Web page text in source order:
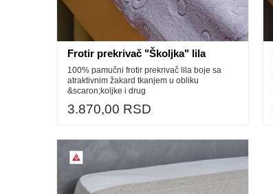
Frotir prekrivač "Školjka" lila
100% pamučni frotir prekrivač lila boje sa
atraktivnim žakard tkanjem u obliku
&scaron;koljke i drug
3.870,00 RSD